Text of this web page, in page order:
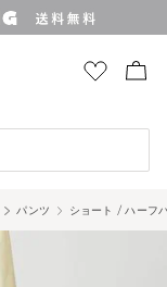
パンツ ショート / ハーフ